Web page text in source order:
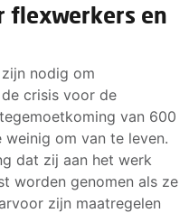
flexwerkers en
zijn nodig om
crisis voor de
van 600
om van te leven.
dat zij aan het werk
worden genomen als ze
zijn maatregelen